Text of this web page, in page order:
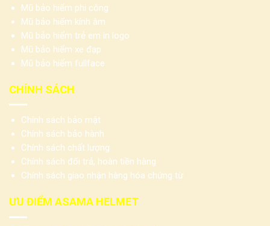
Mũ bảo hiểm phi công
Mũ bảo hiểm kính âm
Mũ bảo hiểm trẻ em in logo
Mũ bảo hiểm xe đạp
Mũ bảo hiểm fullface
CHÍNH SÁCH
Chính sách bảo mật
Chính sách bảo hành
Chính sách chất lượng
Chính sách đổi trả, hoàn tiền hàng
Chính sách giao nhận hàng hóa chứng từ
ƯU ĐIỂM ASAMA HELMET